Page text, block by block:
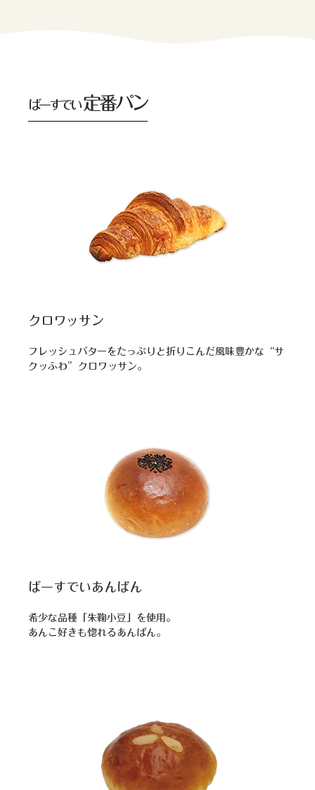
ばーすでい定番パン
クロワッサン
フレッシュバターをたっぷりと折りこんだ風味豊かな“サ
クッふわ”クロワッサン。
ばーすでいあんぱん
希少な品種「朱鞠小豆」を使用。
あんこ好きも惚れるあんぱん。